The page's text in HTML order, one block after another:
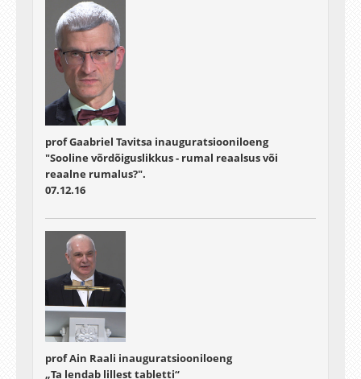
prof Gaabriel Tavitsa inauguratsiooniloeng
"Sooline võrdõiguslikkus - rumal reaalsus või
reaalne rumalus?".
07.12.16
prof Ain Raali inauguratsiooniloeng
„Ta lendab lillest tabletti“